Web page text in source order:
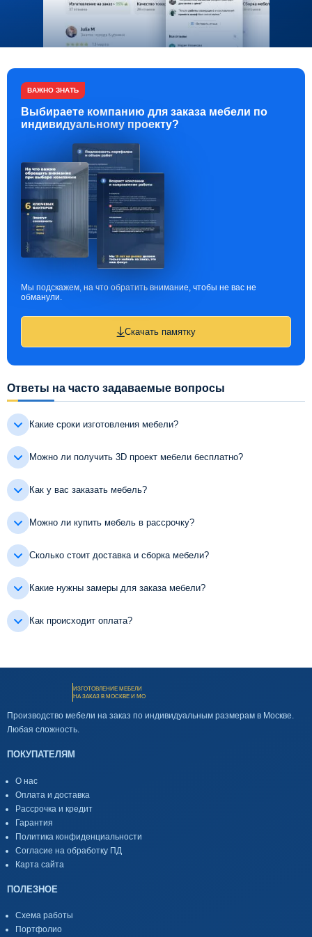
ВАЖНО ЗНАТЬ
Выбираете компанию для заказа мебели по
индивидуальному проекту?
Мы подскажем, на что обратить внимание, чтобы не вас не
обманули.
Скачать памятку
Ответы на часто задаваемые вопросы
Какие сроки изготовления мебели?
Можно ли получить 3D проект мебели бесплатно?
Как у вас заказать мебель?
Можно ли купить мебель в рассрочку?
Сколько стоит доставка и сборка мебели?
Какие нужны замеры для заказа мебели?
Как происходит оплата?
ИЗГОТОВЛЕНИЕ МЕБЕЛИ
НА ЗАКАЗ В МОСКВЕ И МО
Производство мебели на заказ по индивидуальным размерам в Москве.
Любая сложность.
ПОКУПАТЕЛЯМ
О нас
Оплата и доставка
Рассрочка и кредит
Гарантия
Политика конфиденциальности
Согласие на обработку ПД
Карта сайта
ПОЛЕЗНОЕ
Схема работы
Портфолио